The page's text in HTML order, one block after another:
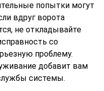
попытки могут
вдруг ворота
не откладывайте
со
проблему.
добавит вам
системы.